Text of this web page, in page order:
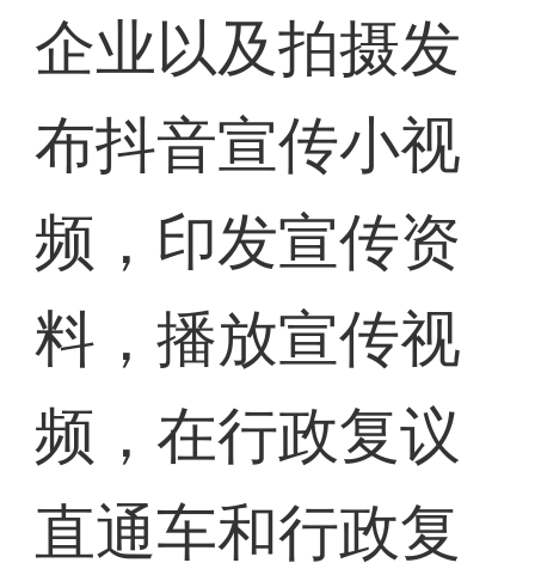
企业以及拍摄发
布抖音宣传小视
频，印发宣传资
料，播放宣传视
频，在行政复议
直通车和行政复